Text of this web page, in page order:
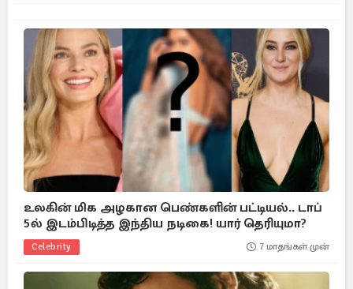
உலகின் மிக அழகான பெண்களின் பட்டியல்.. டாப்
5ல் இடம்பிடித்த இந்திய நடிகை! யார் தெரியுமா?
Celebrity 7 மாதங்கள் முன்